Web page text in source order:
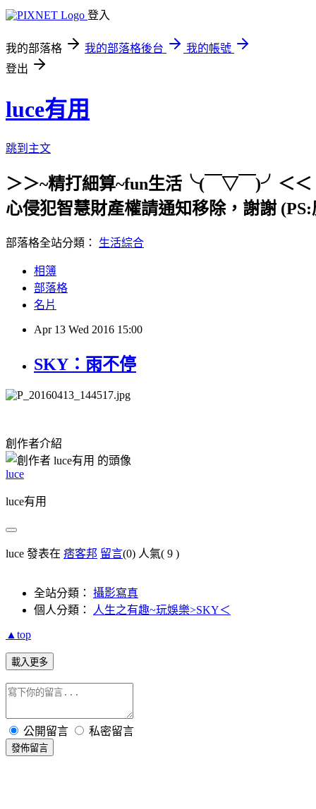
登入
我的部落格 我的部落格後台
我的帳號
登出
luce有用
跳到主文
＞＞~精打細算~fun生活╰(￣▽￣)╯＜＜
心侵犯智慧財產權請通知移除，謝謝
部落格全站分類： 生活綜合
相簿
部落格
名片
Apr 13 Wed 2016 15:00
SKY：雨不停
創作者介紹
luce
luce有用
luce 發表在 痞客邦 留言(0) 人氣( 9 )
全站分類： 攝影寫真
個人分類：
人生之有趣~玩娛樂>SKY＜
▲top
載入更多
公開留言 私密留言
發佈留言